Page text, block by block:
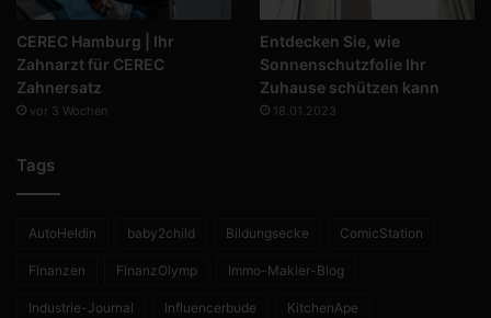
CEREC Hamburg | Ihr
Zahnarzt für CEREC
Zahnersatz
vor 3 Wochen
Entdecken Sie, wie
Sonnenschutzfolie Ihr
Zuhause schützen kann
18.01.2023
Tags
AutoHeldin baby2child Bildungsecke ComicStation
Finanzen FinanzOlymp Immo-Makler-Blog
Industrie-Journal Influencerbude KitchenApe